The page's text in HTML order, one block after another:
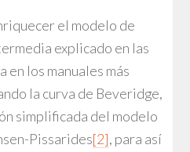
el modelo de
explicado en las
en los manuales más
la curva de Beveridge,
simplificada del modelo
Pissarides[2], para así